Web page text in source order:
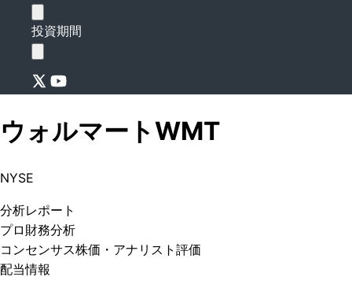
投資期間
ウォルマートWMT
NYSE
分析レポート
プロ 財務分析
コンセンサス株価 ・アナリスト評価
配当情報